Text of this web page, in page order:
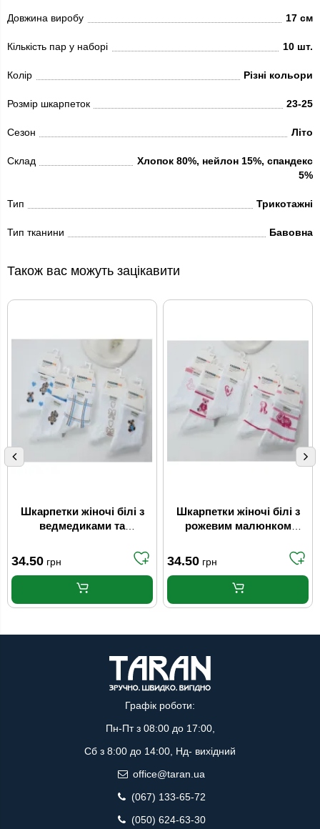
Довжина виробу 17 см
Кількість пар у наборі 10 шт.
Колір Різні кольори
Розмір шкарпеток 23-25
Сезон Літо
Склад
Хлопок 80%, нейлон 15%, спандекс
5%
Тип Трикотажні
Тип тканини Бавовна
Також вас можуть зацікавити
Шкарпетки жіночі білі з
ведмедиками та
Fashion Мікс (р.22-24)
34.50 грн
Шкарпетки жіночі білі з
рожевим малюнком
34.50 грн
Графік роботи:
Пн-Пт з 08:00 до 17:00,
Сб з 8:00 до 14:00, Нд- вихідний
office@taran.ua
(067) 133-65-72
(050) 624-63-30